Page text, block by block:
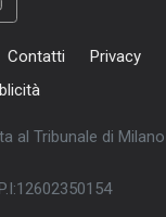
Contatti
Privacy
al Tribunale di Milano